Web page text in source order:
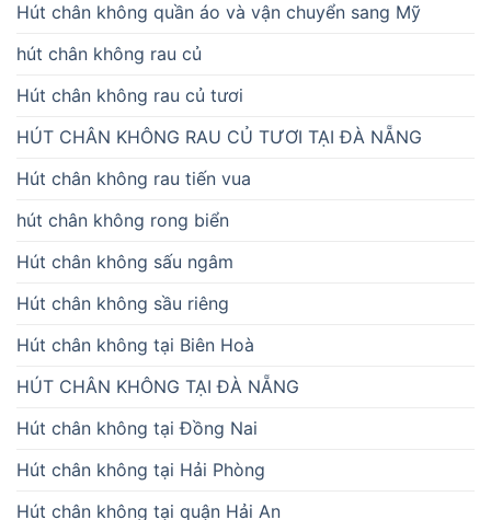
Hút chân không quần áo và vận chuyển sang Mỹ
hút chân không rau củ
Hút chân không rau củ tươi
HÚT CHÂN KHÔNG RAU CỦ TƯƠI TẠI ĐÀ NẴNG
Hút chân không rau tiến vua
hút chân không rong biển
Hút chân không sấu ngâm
Hút chân không sầu riêng
Hút chân không tại Biên Hoà
HÚT CHÂN KHÔNG TẠI ĐÀ NẴNG
Hút chân không tại Đồng Nai
Hút chân không tại Hải Phòng
Hút chân không tại quận Hải An